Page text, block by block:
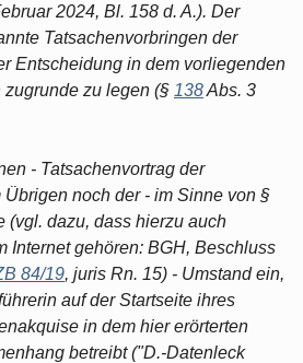
2024, Bl. 158 d. A.). Der
Tatsachenvorbringen der
Entscheidung in dem vorliegenden
zu legen (§ 138Abs. 3
- Tatsachenvortrag der
noch der - im Sinne von §
(vgl. dazu, dass hierzu auch
Internet gehören: BGH, Beschluss
84/19, juris Rn. 15) - Umstand ein,
auf der Startseite ihres
in dem hier erörterten
betreibt ("D.-Datenleck